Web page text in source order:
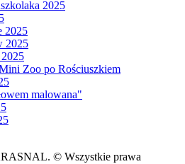
2025
2025
2025
Zoo po Rościuszkiem
malowana"
© Wszystkie prawa